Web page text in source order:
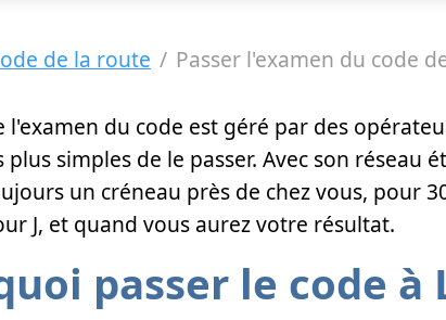
de la route Passer l'examen du code
l'examen du code est géré par des
plus simples de le passer. Avec son
un créneau près de chez vous, pour
J, et quand vous aurez votre résultat.
passer le code à